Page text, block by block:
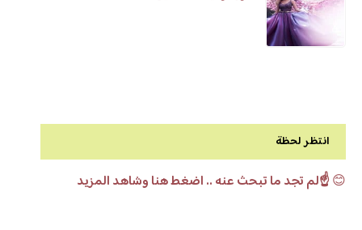
انتظر لحظة
😊☝️لم تجد ما تبحث عنه .. اضغط هنا وشاهد المزيد